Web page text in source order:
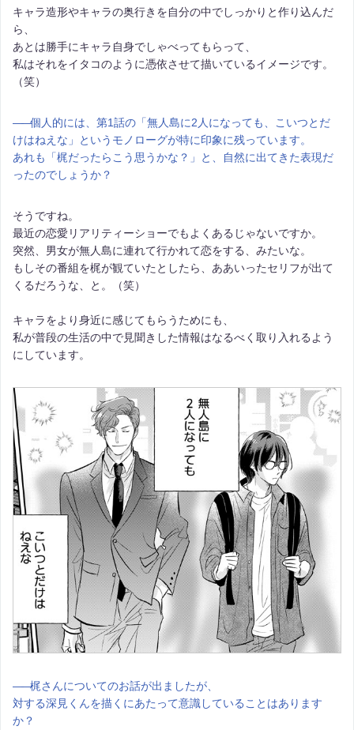
キャラ造形やキャラの奥行きを自分の中でしっかりと作り込んだ
ら、
あとは勝手にキャラ自身でしゃべってもらって、
私はそれをイタコのように憑依させて描いているイメージです。
（笑）
――個人的には、第1話の「無人島に2人になっても、こいつとだ
けはねえな」というモノローグが特に印象に残っています。
あれも「梶だったらこう思うかな？」と、自然に出てきた表現だ
ったのでしょうか？
そうですね。
最近の恋愛リアリティーショーでもよくあるじゃないですか。
突然、男女が無人島に連れて行かれて恋をする、みたいな。
もしその番組を梶が観ていたとしたら、ああいったセリフが出て
くるだろうな、と。（笑）
キャラをより身近に感じてもらうためにも、
私が普段の生活の中で見聞きした情報はなるべく取り入れるよう
にしています。
――梶さんについてのお話が出ましたが、
対する深見くんを描くにあたって意識していることはあります
か？